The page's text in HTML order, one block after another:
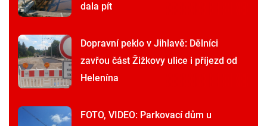
dala pít
Dopravní peklo v Jihlavě: Dělníci
zavřou část Žižkovy ulice i příjezd od
Helenína
FOTO, VIDEO: Parkovací dům u